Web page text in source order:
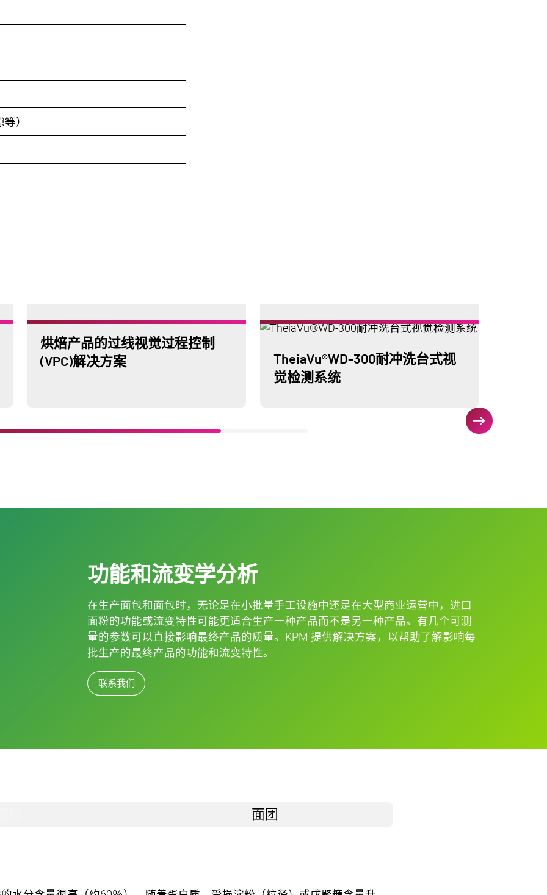
功能和流变学分析
在生产面包和面包时，无论是在小批量手工设施中还是在大型商业运营中，进口
面粉的功能或流变特性可能更适合生产一种产品而不是另一种产品。有几个可测
量的参数可以直接影响最终产品的质量。KPM 提供解决方案，以帮助了解影响每
批生产的最终产品的功能和流变特性。
联系我们
面团
）
烘焙产品的过线视觉过程控制
(VPC)解决方案
TheiaVu®WD-300耐冲洗台式视
觉检测系统